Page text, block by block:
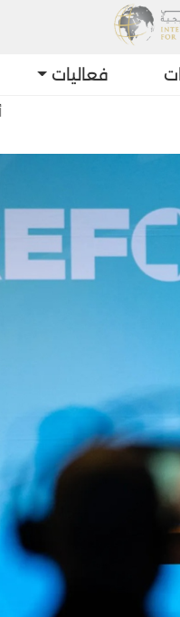
فعاليات
أحدث